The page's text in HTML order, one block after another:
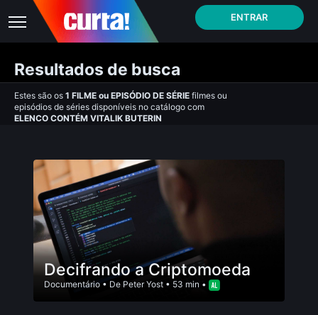
ENTRAR
Resultados de busca
Estes são os 1 FILME ou EPISÓDIO DE SÉRIE filmes ou
episódios de séries disponíveis no catálogo com
ELENCO CONTÉM VITALIK BUTERIN
Decifrando a Criptomoeda
Documentário • De Peter Yost • 53 min •